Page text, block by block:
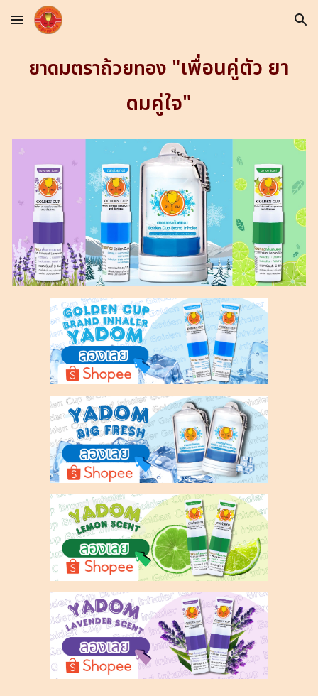
Skip to main content Skip to navigation
ยาดมตราถ้วยทอง "เพื่อนคู่ตัว ยา
ดมคู่ใจ"